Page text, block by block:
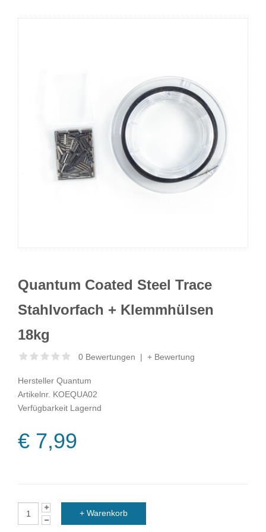
Quantum Coated Steel Trace
Stahlvorfach + Klemmhülsen
18kg
0 Bewertungen | + Bewertung
Hersteller Quantum
Artikelnr. KOEQUA02
Verfügbarkeit Lagernd
€ 7,99